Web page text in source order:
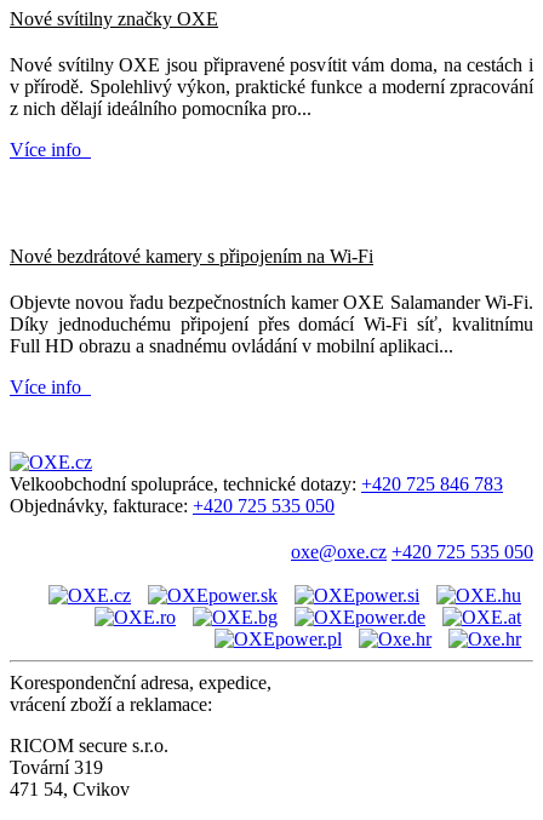
Nové svítilny značky OXE
Nové svítilny OXE jsou připravené posvítit vám doma, na cestách i
v přírodě. Spolehlivý výkon, praktické funkce a moderní zpracování
z nich dělají ideálního pomocníka pro...
Více info
Nové bezdrátové kamery s připojením na Wi-Fi
Objevte novou řadu bezpečnostních kamer OXE Salamander Wi-Fi.
Díky jednoduchému připojení přes domácí Wi-Fi síť, kvalitnímu
Full HD obrazu a snadnému ovládání v mobilní aplikaci...
Více info
Velkoobchodní spolupráce, technické dotazy: +420 725 846 783
Objednávky, fakturace: +420 725 535 050
oxe@oxe.cz +420 725 535 050
Korespondenční adresa, expedice,
vrácení zboží a reklamace:
RICOM secure s.r.o.
Tovární 319
471 54, Cvikov